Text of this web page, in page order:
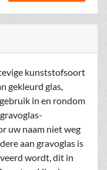
kunststofsoort
gekleurd glas,
in en rondom
uw naam niet weg
aan gravoglas is
wordt, dit in